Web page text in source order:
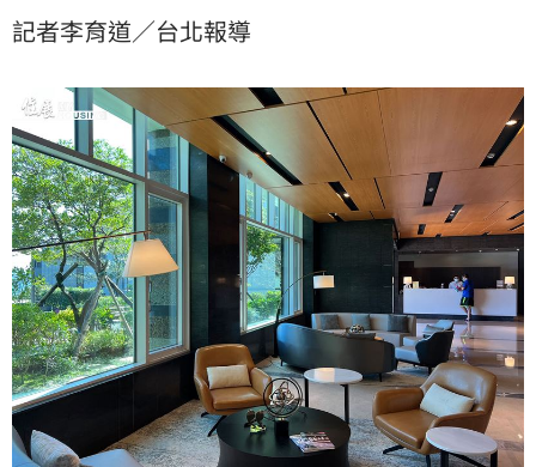
記者李育道／台北報導